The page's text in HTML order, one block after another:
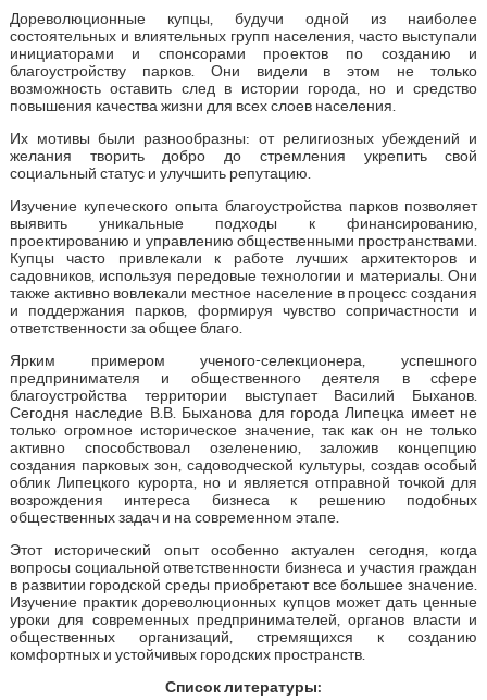
Дореволюционные купцы, будучи одной из наиболее
состоятельных и влиятельных групп населения, часто выступали
инициаторами и спонсорами проектов по созданию и
благоустройству парков. Они видели в этом не только
возможность оставить след в истории города, но и средство
повышения качества жизни для всех слоев населения.
Их мотивы были разнообразны: от религиозных убеждений и
желания творить добро до стремления укрепить свой
социальный статус и улучшить репутацию.
Изучение купеческого опыта благоустройства парков позволяет
выявить уникальные подходы к финансированию,
проектированию и управлению общественными пространствами.
Купцы часто привлекали к работе лучших архитекторов и
садовников, используя передовые технологии и материалы. Они
также активно вовлекали местное население в процесс создания
и поддержания парков, формируя чувство сопричастности и
ответственности за общее благо.
Ярким примером ученого-селекционера, успешного
предпринимателя и общественного деятеля в сфере
благоустройства территории выступает Василий Быханов.
Сегодня наследие В.В. Быханова для города Липецка имеет не
только огромное историческое значение, так как он не только
активно способствовал озеленению, заложив концепцию
создания парковых зон, садоводческой культуры, создав особый
облик Липецкого курорта, но и является отправной точкой для
возрождения интереса бизнеса к решению подобных
общественных задач и на современном этапе.
Этот исторический опыт особенно актуален сегодня, когда
вопросы социальной ответственности бизнеса и участия граждан
в развитии городской среды приобретают все большее значение.
Изучение практик дореволюционных купцов может дать ценные
уроки для современных предпринимателей, органов власти и
общественных организаций, стремящихся к созданию
комфортных и устойчивых городских пространств.
Список литературы: